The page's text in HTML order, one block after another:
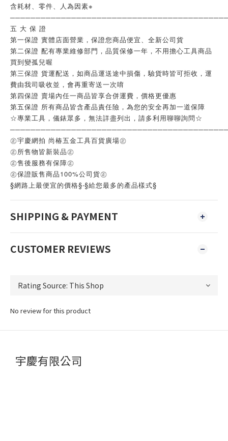
含耗材、零件、人為因素※
五 大 保 證
第一保證 實體店面營業，保證您商品便宜、全新公司貨
第二保證 配有專業維修部門，品質保修一年，不用擔心工具商品
買到變孤兒喔
第三保證 貨運配送，如商品運送途中損傷，驗貨時皆可拒收，運
費由我司吸收並，會再重寄送一次唷
第四保證 賣場內任一商品皆享合併運費，價格更優惠
第五保證 所有商品皆含產品責任險，為您的安全再加一道保障
☆專業工具，儀錶眾多，無法詳盡列出，請多利用聊聊詢問☆
㊣宇慶網拍 尚椿五金工具百貨廣場㊣
㊣所售物皆新裝品㊣
㊣售後服務有保障㊣
㊣保證販售商品100%公司貨㊣
§網路上最便宜的價格§‧§給您最多的產品樣式§
SHIPPING & PAYMENT
CUSTOMER REVIEWS
No review for this product
宇慶有限公司